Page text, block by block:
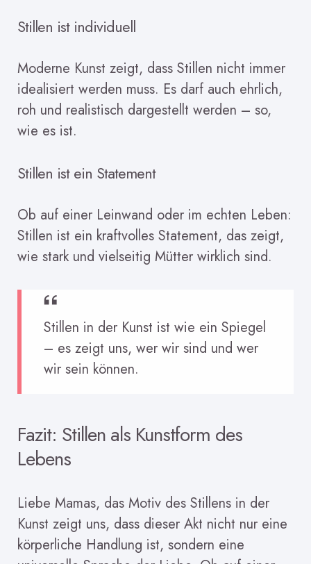
Stillen ist individuell
Moderne Kunst zeigt, dass Stillen nicht immer
idealisiert werden muss. Es darf auch ehrlich,
roh und realistisch dargestellt werden – so,
wie es ist.
Stillen ist ein Statement
Ob auf einer Leinwand oder im echten Leben:
Stillen ist ein kraftvolles Statement, das zeigt,
wie stark und vielseitig Mütter wirklich sind.
Stillen in der Kunst ist wie ein Spiegel
– es zeigt uns, wer wir sind und wer
wir sein können.
Fazit: Stillen als Kunstform des
Lebens
Liebe Mamas, das Motiv des Stillens in der
Kunst zeigt uns, dass dieser Akt nicht nur eine
körperliche Handlung ist, sondern eine